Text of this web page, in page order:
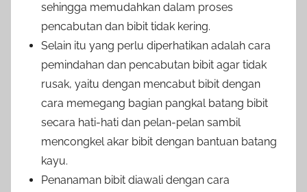
sehingga memudahkan dalam proses
pencabutan dan bibit tidak kering.
Selain itu yang perlu diperhatikan adalah cara
pemindahan dan pencabutan bibit agar tidak
rusak, yaitu dengan mencabut bibit dengan
cara memegang bagian pangkal batang bibit
secara hati-hati dan pelan-pelan sambil
mencongkel akar bibit dengan bantuan batang
kayu.
Penanaman bibit diawali dengan cara